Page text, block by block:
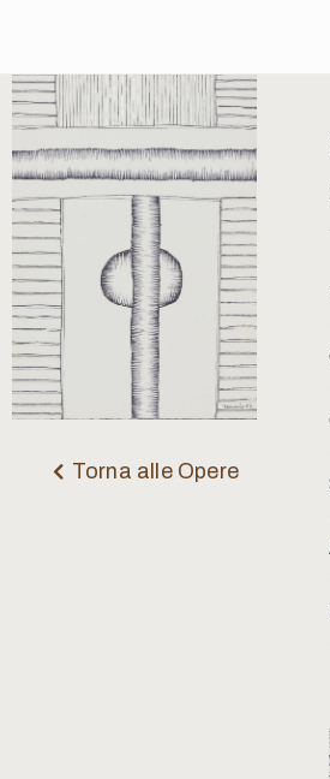
critici
Contatti
Torna alle Opere